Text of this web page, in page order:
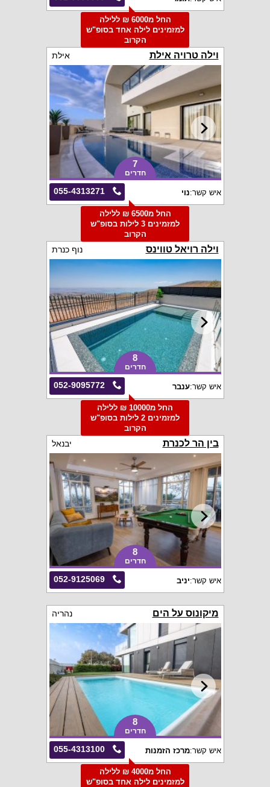
החל מ6000 ₪ ללילה
למזמינים לילה אחד בסופ"ש
הקרוב
וילה טרויה אילת אילת
7
חדרים
055-4313271 איש קשר:נוי
החל מ6500 ₪ ללילה
למזמינים 3 לילות בסופ"ש
הקרוב
וילה רויאל טווינס נוף כנרת
8
חדרים
052-9095772 איש קשר:ענבר
החל מ10000 ₪ ללילה
למזמינים 2 לילות בסופ"ש
הקרוב
בין הר לכנרת יבנאל
8
חדרים
052-9125069 איש קשר:יניב
מיקונוס על הים נהריה
8
חדרים
055-4313100 איש קשר:מרכז הזמנות
החל מ4000 ₪ ללילה
למזמינים לילה אחד בסופ"ש